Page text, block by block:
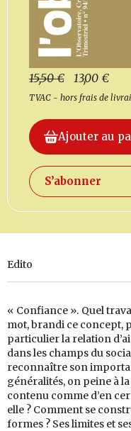
15,50€ 13,00 €
TVAC - hors frais de
Ajouter au
S’abonner
Edito
« Confiance ». Quel
mot, brandi ce concept,
particulier la relation
dans les champs du
reconnaître son
généralités, on peine à
contenu comme d’en
elle ? Comment se
formes ? Ses limites et